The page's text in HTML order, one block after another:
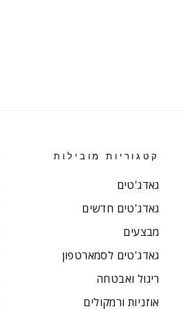
קטגוריות מובילות
גאדג'טים
גאדג'טים חדשים
מבצעים
גאדג'טים לסמארטפון
ריגול ואבטחה
אוזניות ורמקולים